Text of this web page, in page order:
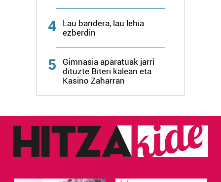
4
Lau bandera, lau lehia
ezberdin
5
Gimnasia aparatuak jarri
dituzte Biteri kalean eta
Kasino Zaharran